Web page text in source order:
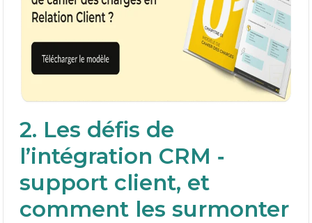
2. Les défis de
l’intégration CRM ‑
support client, et
comment les surmonter